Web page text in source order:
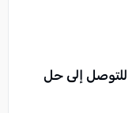
للتوصل إلى حل